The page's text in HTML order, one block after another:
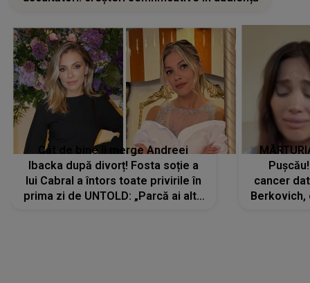
Cât de bine îi merge Andreei
Ibacka după divorț! Fosta soție a
lui Cabral a întors toate privirile în
prima zi de UNTOLD: „Parcă ai altă
cancer
Berkovich,